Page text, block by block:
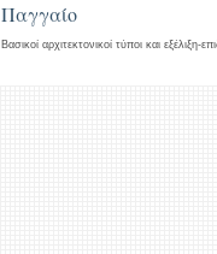
Παγγαίο
Βασικοί αρχιτεκτονικοί τύποι και εξέλιξη-